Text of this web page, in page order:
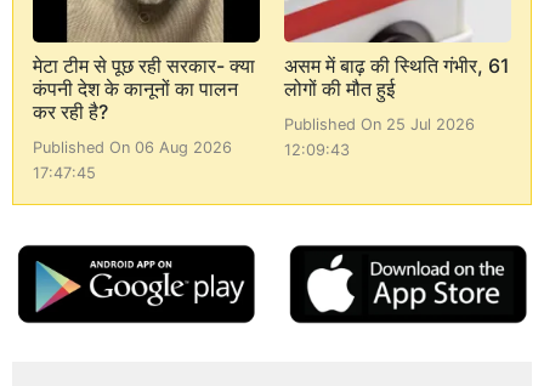
मेटा टीम से पूछ रही सरकार- क्या
कंपनी देश के कानूनों का पालन
कर रही है?
Published On 06 Aug 2026
17:47:45
असम में बाढ़ की स्थिति गंभीर, 61
लोगों की मौत हुई
Published On 25 Jul 2026
12:09:43